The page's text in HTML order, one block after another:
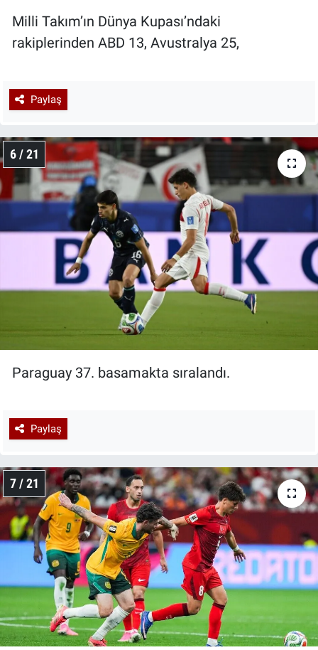
Milli Takım’ın Dünya Kupası’ndaki
rakiplerinden ABD 13, Avustralya 25,
Paylaş
6 / 21
Paraguay 37. basamakta sıralandı.
Paylaş
7 / 21